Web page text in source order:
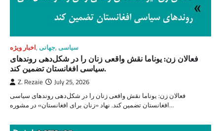
اخبار ویژه, جهانی, سیاسی
فعالان زن: یوناما نقش واقعی زنان را در شکل‌دهی روندهای
سیاسی افغانستان تضمین کند.
Z. Rezaie July 25, 2026
فعالان زن: یوناما نقش واقعی زنان را در شکل‌دهی روندهای سیاسی
افغانستان تضمین کند. نهاد «زنان برای افغانستان» در مشوره…